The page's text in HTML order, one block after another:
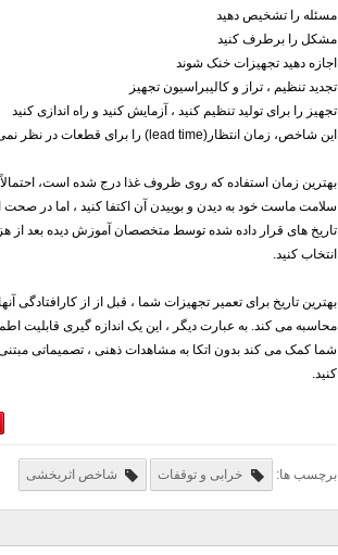
مسئله را تشخیص دهید
مشکل را برطرف کنید
اجازه دهید تجهیزات خنک شوند
تجدید تنظیم ، تراز و کالیبراسیون تجهیز
تجهیز را برای تولید تنظیم کنید ، آزمایش کنید و راه اندازی کنید
این شاخص، زمان انتظار(lead time) را برای قطعات در نظر نمی گیرد.
بهترین زمان استفاده که روی ظروف غذا درج شده است،
سلامت ماست خود به دیدن و بوییدن آن اکتفا کنید ، اما در
تاریخ های قرار داده شده توسط متخصصان آموزش دیده بعد از
انتخاب کنید.
محاسبه می کند. به عبارت دیگر ، این یک اندازه گیری قابلیت
شما کمک می کند بدون اتکا به مشاهدات ذهنی ، تصمیماتی مبتنی
کنید.
برچسب ها: خرابی و توقفات شاخص اثربخشی